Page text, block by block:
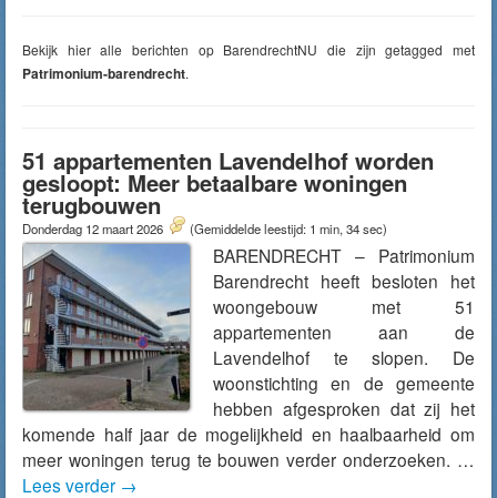
Bekijk hier alle berichten op BarendrechtNU die zijn getagged met
Patrimonium-barendrecht.
51 appartementen Lavendelhof worden
gesloopt: Meer betaalbare woningen
terugbouwen
Donderdag 12 maart 2026 (Gemiddelde leestijd: 1 min, 34 sec)
BARENDRECHT – Patrimonium
Barendrecht heeft besloten het
woongebouw met 51
appartementen aan de
Lavendelhof te slopen. De
woonstichting en de gemeente
hebben afgesproken dat zij het
komende half jaar de mogelijkheid en haalbaarheid om
meer woningen terug te bouwen verder onderzoeken. …
Lees verder →